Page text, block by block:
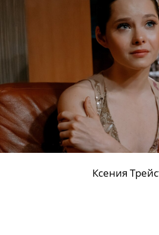
Ксения